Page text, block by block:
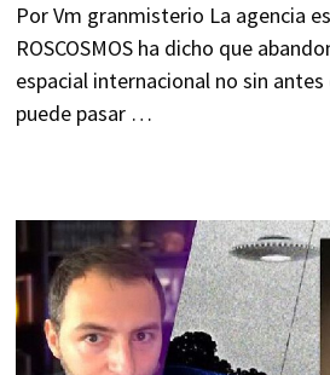
Por Vm granmisterio La agencia
ROSCOSMOS ha dicho que
espacial internacional no sin
puede pasar …